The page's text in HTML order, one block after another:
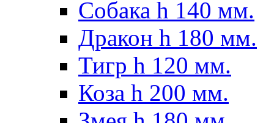
Собака h 140 мм.
Дракон h 180 мм.
Тигр h 120 мм.
Коза h 200 мм.